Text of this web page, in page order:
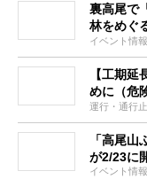
裏高尾で
林をめぐ
イベント情報
【工期
めに（危
運行・通行
「高尾
が2/23に
イベント情報